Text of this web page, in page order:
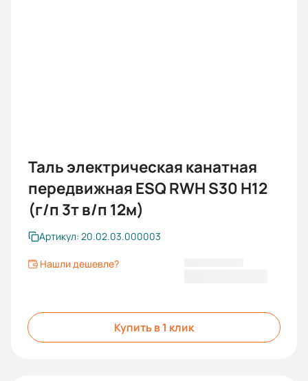
Таль электрическая канатная
передвижная ESQ RWH S30 H12
(г/п 3т в/п 12м)
Артикул: 20.02.03.000003
Нашли дешевле?
Купить в 1 клик